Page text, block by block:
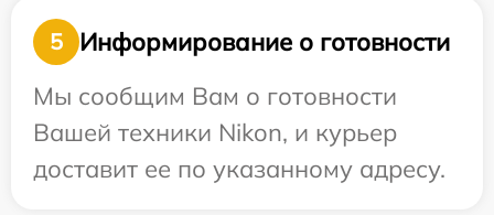
5
Информирование о готовности
Мы сообщим Вам о готовности
Вашей техники Nikon, и курьер
доставит ее по указанному адресу.